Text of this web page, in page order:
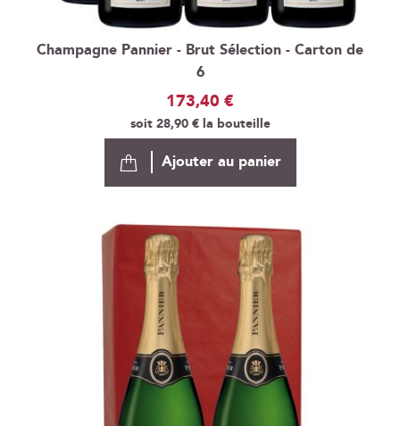
Champagne Pannier - Brut Sélection - Carton de
6
173,40 €
soit28,90 €la bouteille
Ajouter au panier